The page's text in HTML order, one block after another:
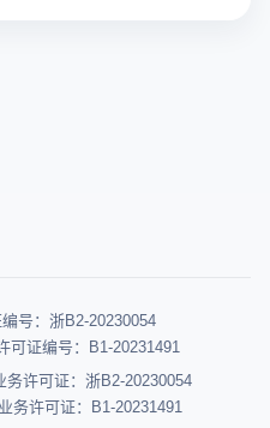
号：浙B2-20230054
可证编号：B1-20231491
许可证：浙B2-20230054
务许可证：B1-20231491